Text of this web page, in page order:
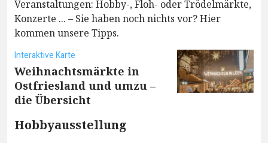
Veranstaltungen: Hobby-, Floh- oder Trödelmärkte,
Konzerte ... – Sie haben noch nichts vor? Hier
kommen unsere Tipps.
Interaktive Karte
Weihnachtsmärkte in
Ostfriesland und umzu –
die Übersicht
Hobbyausstellung